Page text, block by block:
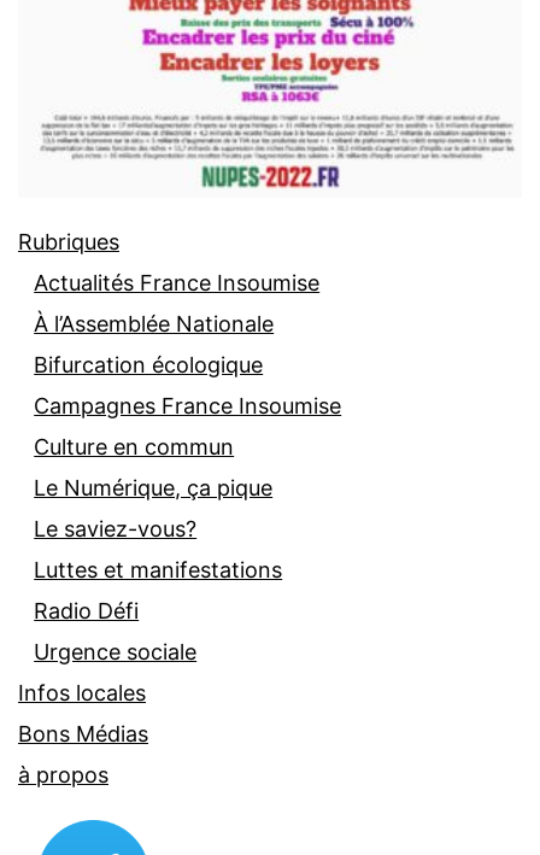
Rubriques
Actualités France Insoumise
À l’Assemblée Nationale
Bifurcation écologique
Campagnes France Insoumise
Culture en commun
Le Numérique, ça pique
Le saviez-vous?
Luttes et manifestations
Radio Défi
Urgence sociale
Infos locales
Bons Médias
à propos